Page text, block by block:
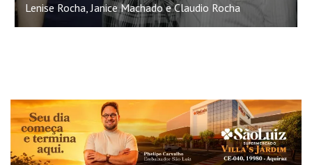
Lenise Rocha, Janice Machado e Claudio Rocha